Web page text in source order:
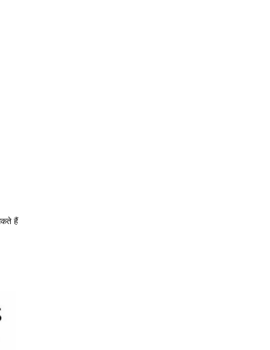
हैं